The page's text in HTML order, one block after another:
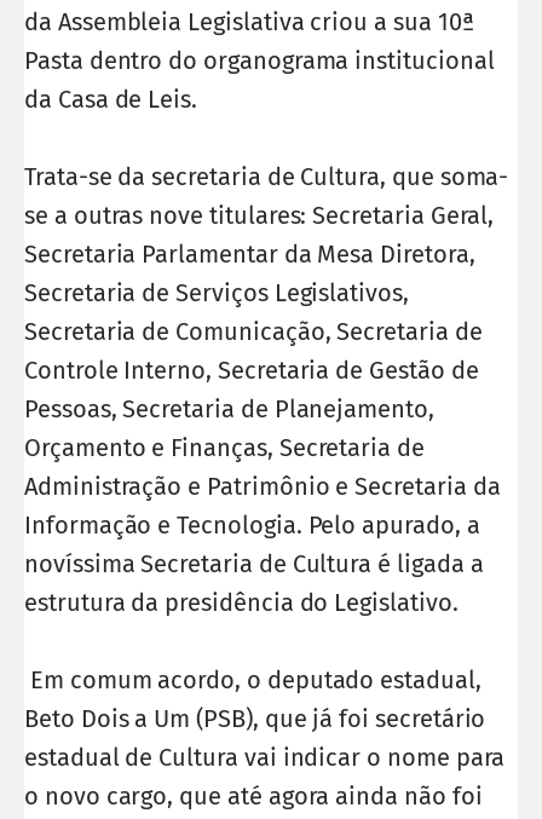
da Assembleia Legislativa criou a sua 10ª
Pasta dentro do organograma institucional
da Casa de Leis.
Trata-se da secretaria de Cultura, que soma-
se a outras nove titulares: Secretaria Geral,
Secretaria Parlamentar da Mesa Diretora,
Secretaria de Serviços Legislativos,
Secretaria de Comunicação, Secretaria de
Controle Interno, Secretaria de Gestão de
Pessoas, Secretaria de Planejamento,
Orçamento e Finanças, Secretaria de
Administração e Patrimônio e Secretaria da
Informação e Tecnologia. Pelo apurado, a
novíssima Secretaria de Cultura é ligada a
estrutura da presidência do Legislativo.
Em comum acordo, o deputado estadual,
Beto Dois a Um (PSB), que já foi secretário
estadual de Cultura vai indicar o nome para
o novo cargo, que até agora ainda não foi